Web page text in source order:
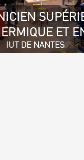
ET
IUT DE NANTES